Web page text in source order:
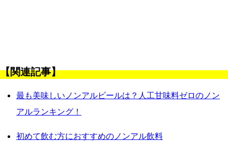
【関連記事】
最も美味しいノンアルビールは？人工甘味料ゼロのノン
アルランキング！
初めて飲む方におすすめのノンアル飲料